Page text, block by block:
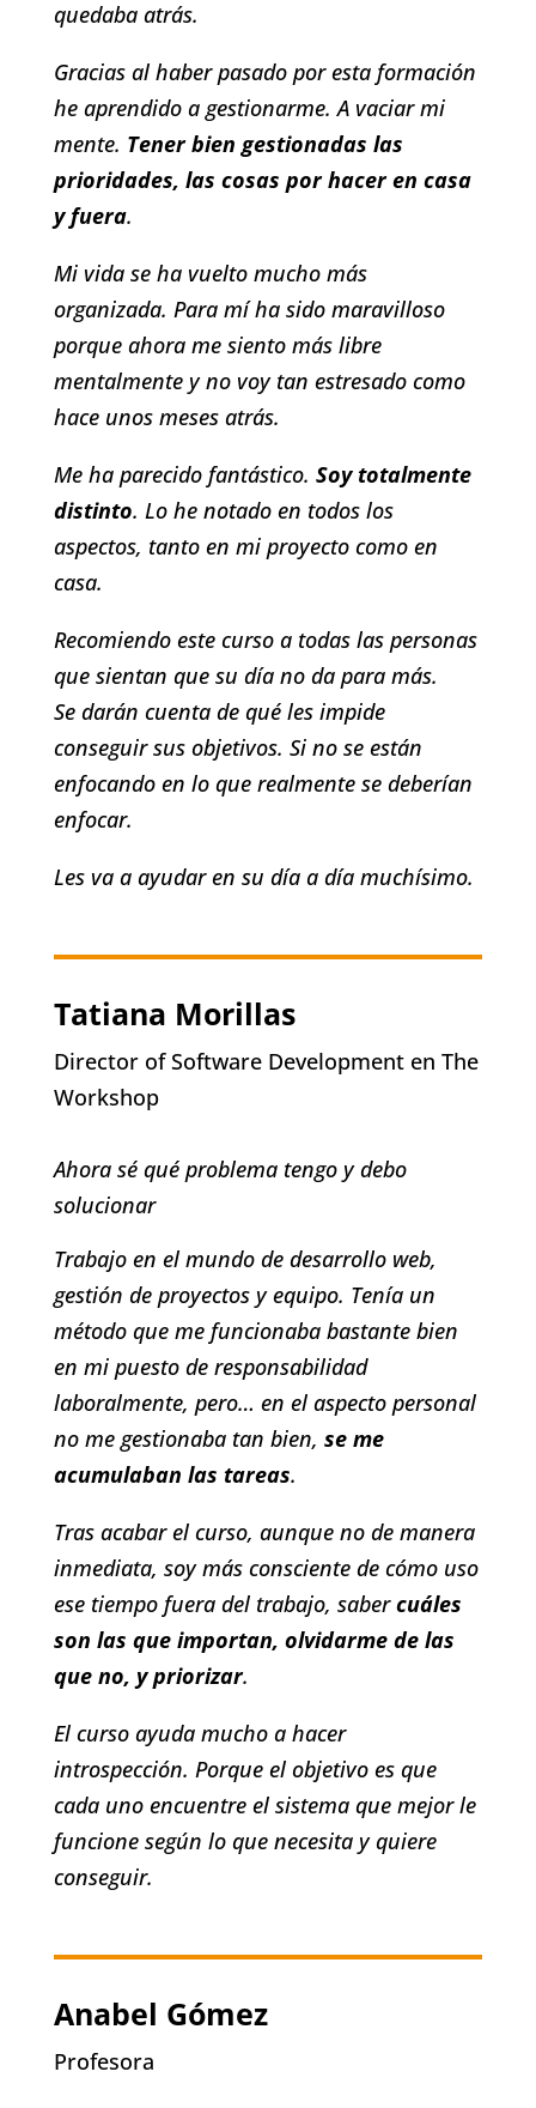
quedaba atrás.
Gracias al haber pasado por esta formación
he aprendido a gestionarme. A vaciar mi
mente. Tener bien gestionadas las
prioridades, las cosas por hacer en casa
y fuera.
Mi vida se ha vuelto mucho más
organizada. Para mí ha sido maravilloso
porque ahora me siento más libre
mentalmente y no voy tan estresado como
hace unos meses atrás.
Me ha parecido fantástico. Soy totalmente
distinto. Lo he notado en todos los
aspectos, tanto en mi proyecto como en
casa.
Recomiendo este curso a todas las personas
que sientan que su día no da para más.
Se darán cuenta de qué les impide
conseguir sus objetivos. Si no se están
enfocando en lo que realmente se deberían
enfocar.
Les va a ayudar en su día a día muchísimo.
Tatiana Morillas
Director of Software Development en The
Workshop
Ahora sé qué problema tengo y debo
solucionar
Trabajo en el mundo de desarrollo web,
gestión de proyectos y equipo. Tenía un
método que me funcionaba bastante bien
en mi puesto de responsabilidad
laboralmente, pero… en el aspecto personal
no me gestionaba tan bien, se me
acumulaban las tareas.
Tras acabar el curso, aunque no de manera
inmediata, soy más consciente de cómo uso
ese tiempo fuera del trabajo, sabercuáles
son las que importan, olvidarme de las
que no, y priorizar.
El curso ayuda mucho a hacer
introspección. Porque el objetivo es que
cada uno encuentre el sistema que mejor le
funcione según lo que necesita y quiere
conseguir.
Anabel Gómez
Profesora